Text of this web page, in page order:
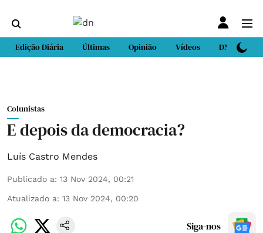
Edição Diária Últimas Opinião Vídeos DN Sport
Colunistas
E depois da democracia?
Luís Castro Mendes
Publicado a: 13 Nov 2024, 00:21
Atualizado a: 13 Nov 2024, 00:20
Siga-nos